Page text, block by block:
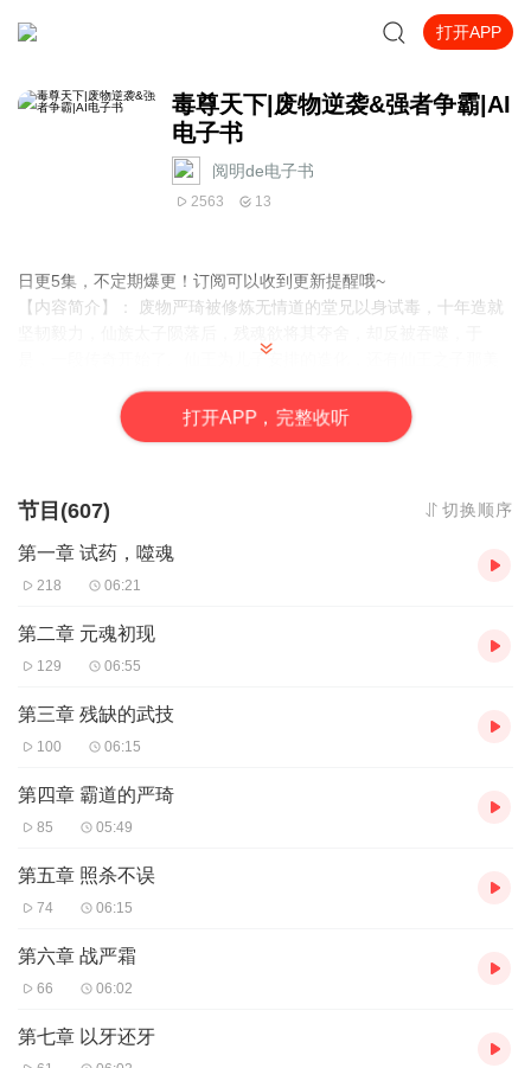
打开APP
毒尊天下|废物逆袭&强者争霸|AI
电子书
阅明de电子书
2563 13
日更5集，不定期爆更！订阅可以收到更新提醒哦~
【内容简介】： 废物严琦被修炼无情道的堂兄以身试毒，十年造就
是，一段传奇开始了。仙王为儿子安排的造化，还有仙王之子那美
之是我没动真怒，否则毒尊...
【作者简介】：魔高千丈，网络小说作家，作品《毒尊天下》，欢
稳定，为您播讲优质小说~欢迎关注留言
打开APP，完整收听
节目(607) 切换顺序
第一章 试药，噬魂
218 06:21
第二章 元魂初现
129 06:55
第三章 残缺的武技
100 06:15
第四章 霸道的严琦
85 05:49
第五章 照杀不误
74 06:15
第六章 战严霜
66 06:02
第七章 以牙还牙